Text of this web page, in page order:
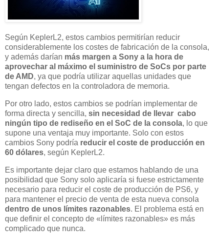
Según KeplerL2, estos cambios permitirían reducir
considerablemente los costes de fabricación de la consola,
y además darían más margen a Sony a la hora de
aprovechar al máximo el suministro de SoCs por parte
de AMD, ya que podría utilizar aquellas unidades que
tengan defectos en la controladora de memoria.
Por otro lado, estos cambios se podrían implementar de
forma directa y sencilla, sin necesidad de llevar cabo
ningún tipo de rediseño en el SoC de la consola, lo que
supone una ventaja muy importante. Solo con estos
cambios Sony podría reducir el coste de producción en
60 dólares, según KeplerL2.
Es importante dejar claro que estamos hablando de una
posibilidad que Sony solo aplicaría si fuese estrictamente
necesario para reducir el coste de producción de PS6, y
para mantener el precio de venta de esta nueva consola
dentro de unos límites razonables. El problema está en
que definir el concepto de «límites razonables» es más
complicado que nunca.